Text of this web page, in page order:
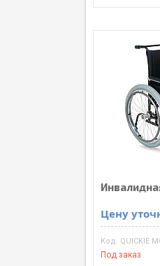
Цену
QUICKIE
Под заказ